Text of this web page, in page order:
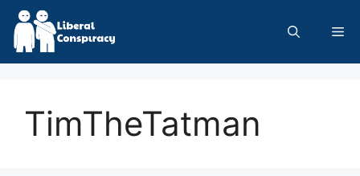
Skip
content
TimTheTatman